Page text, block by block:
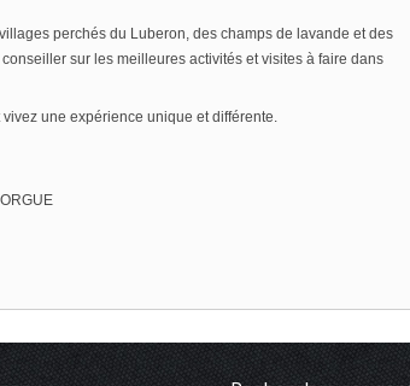
perchés du Luberon, des champs de lavande et des
sur les meilleures activités et visites à faire dans
une expérience unique et différente.